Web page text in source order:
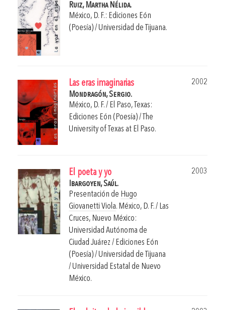
Ruiz, Martha Nélida.
México, D. F.: Ediciones Eón
(Poesía) / Universidad de Tijuana.
Las eras imaginarias
2002
Mondragón, Sergio.
México, D. F. / El Paso, Texas:
Ediciones Eón (Poesía) / The
University of Texas at El Paso.
El poeta y yo
2003
Ibargoyen, Saúl.
Presentación de Hugo
Giovanetti Viola. México, D. F. / Las
Cruces, Nuevo México:
Universidad Autónoma de
Ciudad Juárez / Ediciones Eón
(Poesía) / Universidad de Tijuana
/ Universidad Estatal de Nuevo
México.